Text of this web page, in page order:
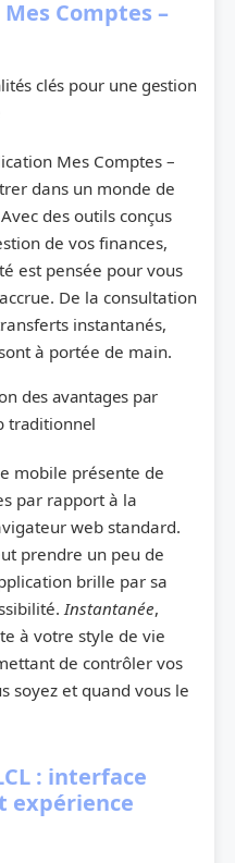
Comptes –
clés pour une gestion
Mes Comptes –
dans un monde de
des outils conçus
de vos finances,
est pensée pour vous
De la consultation
instantanés,
à portée de main.
des avantages par
traditionnel
mobile présente de
par rapport à la
web standard.
prendre un peu de
brille par sa
Instantanée,
à votre style de vie
de contrôler vos
soyez et quand vous le
: interface
expérience